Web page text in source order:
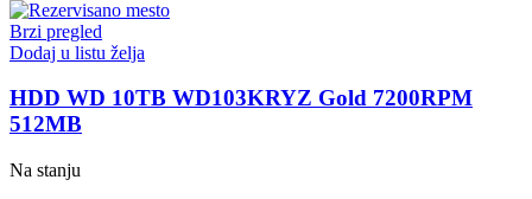
Brzi pregled
Dodaj u listu želja
HDD WD 10TB WD103KRYZ Gold 7200RPM
512MB
Na stanju